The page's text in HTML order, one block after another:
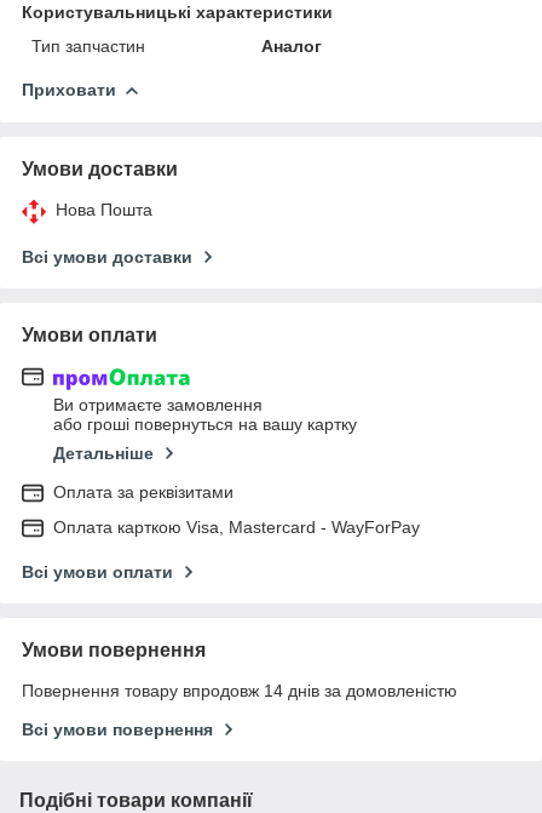
Користувальницькі характеристики
Тип запчастин
Аналог
Приховати
Умови доставки
Нова Пошта
Всі умови доставки
Умови оплати
Ви отримаєте замовлення
або гроші повернуться на вашу картку
Детальніше
Оплата за реквізитами
Оплата карткою Visa, Mastercard - WayForPay
Всі умови оплати
Умови повернення
Повернення товару впродовж 14 днів за домовленістю
Всі умови повернення
Подібні товари компанії